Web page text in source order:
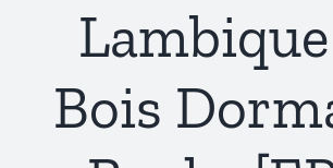
Bois